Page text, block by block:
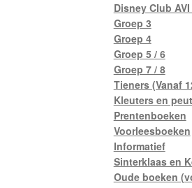
Disney Club AVI
Groep 3
Groep 4
Groep 5 / 6
Groep 7 / 8
Tieners (Vanaf
Kleuters en
Prentenboeken
Voorleesboeken
Informatief
Sinterklaas en
Oude boeken